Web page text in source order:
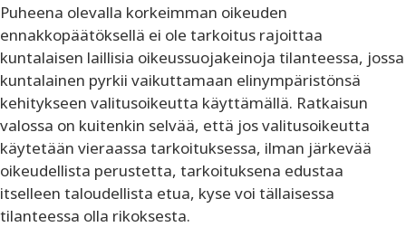
Puheena olevalla korkeimman oikeuden
ennakkopäätöksellä ei ole tarkoitus rajoittaa
kuntalaisen laillisia oikeussuojakeinoja tilanteessa, jossa
kuntalainen pyrkii vaikuttamaan elinympäristönsä
kehitykseen valitusoikeutta käyttämällä. Ratkaisun
valossa on kuitenkin selvää, että jos valitusoikeutta
käytetään vieraassa tarkoituksessa, ilman järkevää
oikeudellista perustetta, tarkoituksena edustaa
itselleen taloudellista etua, kyse voi tällaisessa
tilanteessa olla rikoksesta.